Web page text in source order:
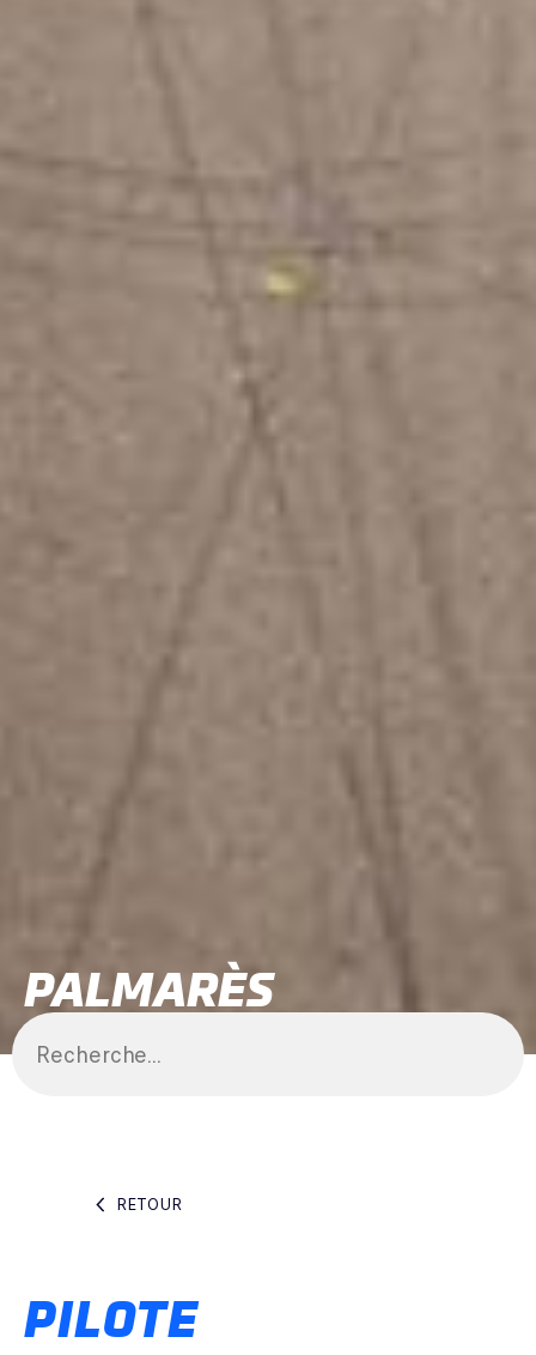
PALMARÈS
RETOUR
PILOTE